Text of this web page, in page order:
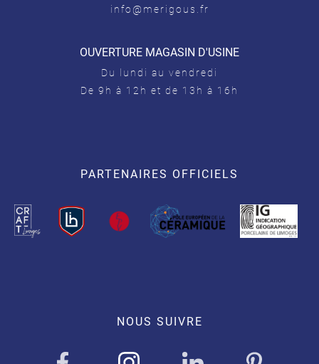
info@merigous.fr
OUVERTURE MAGASIN D'USINE
Du lundi au vendredi
De 9h à 12h et de 13h à 16h
PARTENAIRES OFFICIELS
NOUS SUIVRE